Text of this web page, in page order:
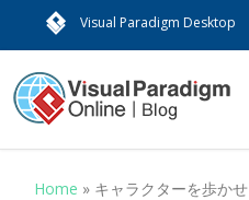
Visual Paradigm Desktop
Home » キャラクターを歩か